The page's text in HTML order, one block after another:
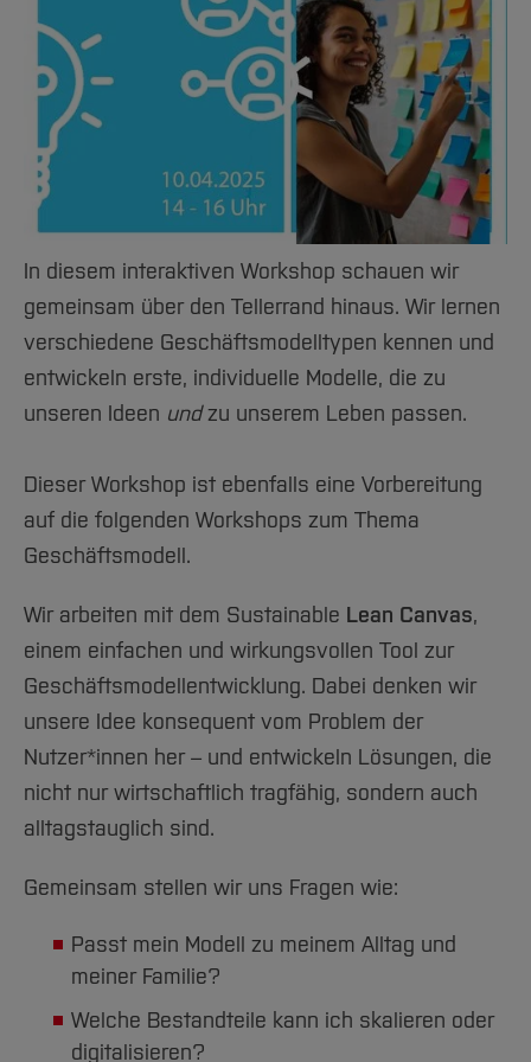
Arbeiten im FB G
Forschung und Projekte
International
Team
Service
Studiengänge
Studieninteressierte
Studium
Fachgruppen
International
Service
Amtliche Bekanntmachungen
Notfall-Infos
BO Shop
Familiengerechte Hochschule
Gleichstellung
Diskriminierungsfreie Hochschule
Vertretungen
Hochschulbibliothek
Hochschulkommunikation
International Office
qed-Stiftung
Zentrale Studienberatung
In diesem interaktiven Workshop schauen wir
gemeinsam über den Tellerrand hinaus. Wir lernen
verschiedene Geschäftsmodelltypen kennen und
entwickeln erste, individuelle Modelle, die zu
unseren Ideen undzu unserem Leben passen.
Dieser Workshop ist ebenfalls eine Vorbereitung
auf die folgenden Workshops zum Thema
Geschäftsmodell.
Wir arbeiten mit dem Sustainable Lean Canvas,
einem einfachen und wirkungsvollen Tool zur
Geschäftsmodellentwicklung. Dabei denken wir
unsere Idee konsequent vom Problem der
Nutzer*innen her – und entwickeln Lösungen, die
nicht nur wirtschaftlich tragfähig, sondern auch
alltagstauglich sind.
Gemeinsam stellen wir uns Fragen wie:
Passt mein Modell zu meinem Alltag und
meiner Familie?
Welche Bestandteile kann ich skalieren oder
digitalisieren?